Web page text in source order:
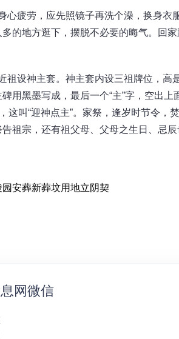
心疲劳，应先照镜子再洗个澡，换身衣
的地方逛下，摆脱不必要的晦气。回
祖设神主套。神主套内设三祖牌位，高
用黑墨写成，最后一个“主”字，空出
这叫“迎神点主”。家祭，逢岁时节令，
祖宗，还有祖父母、父母之生日、忌辰
园安葬新葬坟用地立阴契
网微信